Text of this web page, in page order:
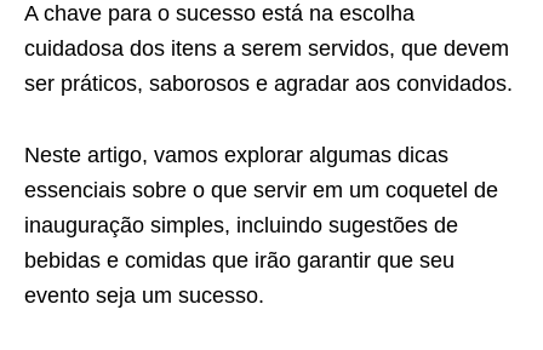
A chave para o sucesso está na escolha
cuidadosa dos itens a serem servidos, que devem
ser práticos, saborosos e agradar aos convidados.
Neste artigo, vamos explorar algumas dicas
essenciais sobre o que servir em um coquetel de
inauguração simples, incluindo sugestões de
bebidas e comidas que irão garantir que seu
evento seja um sucesso.